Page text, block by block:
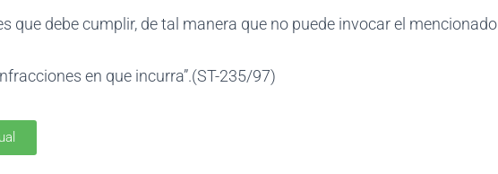
que debe cumplir, de tal manera que no puede invocar el mencionado
en que incurra”.(ST-235/97)